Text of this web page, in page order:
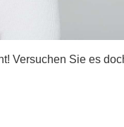
Versuchen Sie es